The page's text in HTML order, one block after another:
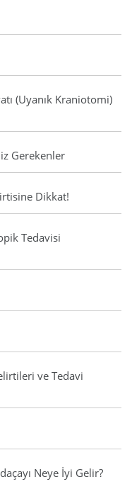
(Uyanık Kraniotomi)
Gerekenler
Dikkat!
Tedavisi
ve Tedavi
Neye İyi Gelir?